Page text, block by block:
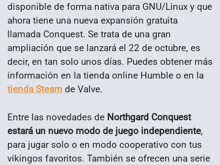
disponible de forma nativa para GNU/Linux y que
ahora tiene una nueva expansión gratuita
llamada Conquest. Se trata de una gran
ampliación que se lanzará el 22 de octubre, es
decir, en tan solo unos días. Puedes obtener más
información en la tienda online Humble o en la
tienda Steam de Valve.
Entre las novedades de Northgard Conquest
estará un nuevo modo de juego independiente,
para jugar solo o en modo cooperativo con tus
vikingos favoritos. También se ofrecen una serie